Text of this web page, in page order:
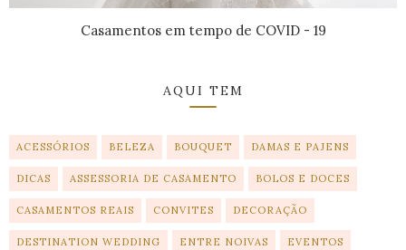
Casamentos em tempo de COVID - 19
AQUI TEM
ACESSÓRIOS BELEZA BOUQUET DAMAS E PAJENS
DICAS ASSESSORIA DE CASAMENTO BOLOS E DOCES
CASAMENTOS REAIS CONVITES DECORAÇÃO
DESTINATION WEDDING ENTRE NOIVAS EVENTOS